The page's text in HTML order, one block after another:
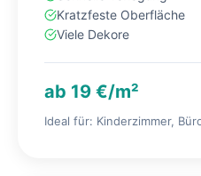
Kratzfeste Oberfläche
Viele Dekore
ab 19 €/m²
Ideal für: Kinderzimmer,